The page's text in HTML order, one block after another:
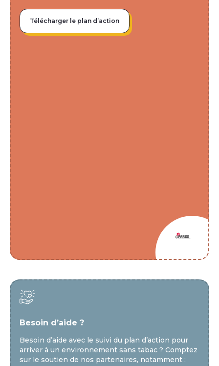
Télécharger le plan d’action
Besoin d’aide ?
Besoin d’aide avec le suivi du plan d’action pour
arriver à un environnement sans tabac ? Comptez
sur le soutien de nos partenaires, notamment :